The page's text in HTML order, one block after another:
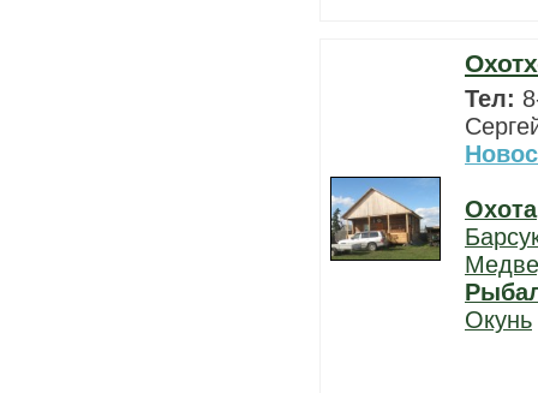
Тел:
Охота
Окунь